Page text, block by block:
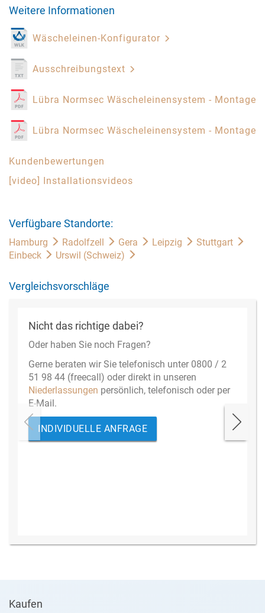
Weitere Informationen
Wäscheleinen-Konfigurator
Ausschreibungstext
Lübra Normsec Wäscheleinensystem -
Lübra Normsec Wäscheleinensystem -
Kundenbewertungen
[video] Installationsvideos
Verfügbare Standorte:
Hamburg Radolfzell Gera Leipzig
Stuttgart
Einbeck
Urswil (Schweiz)
Vergleichsvorschläge
Nicht das richtige dabei?
Oder haben Sie noch Fragen?
Gerne beraten wir Sie telefonisch unter 0800 / 2
51 98 44 (freecall) oder direkt in unseren
Niederlassungen persönlich, telefonisch oder per
E-Mail.
INDIVIDUELLE ANFRAGE
Kaufen